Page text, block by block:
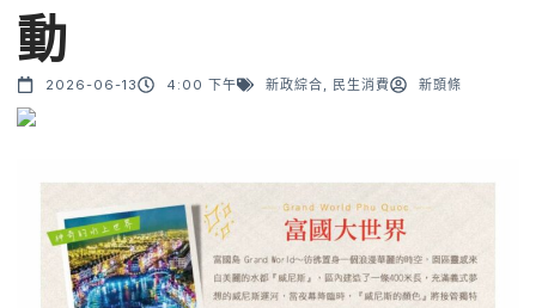
動
2026-06-13 4:00 下午 新政綜合 民生消費 新頭條